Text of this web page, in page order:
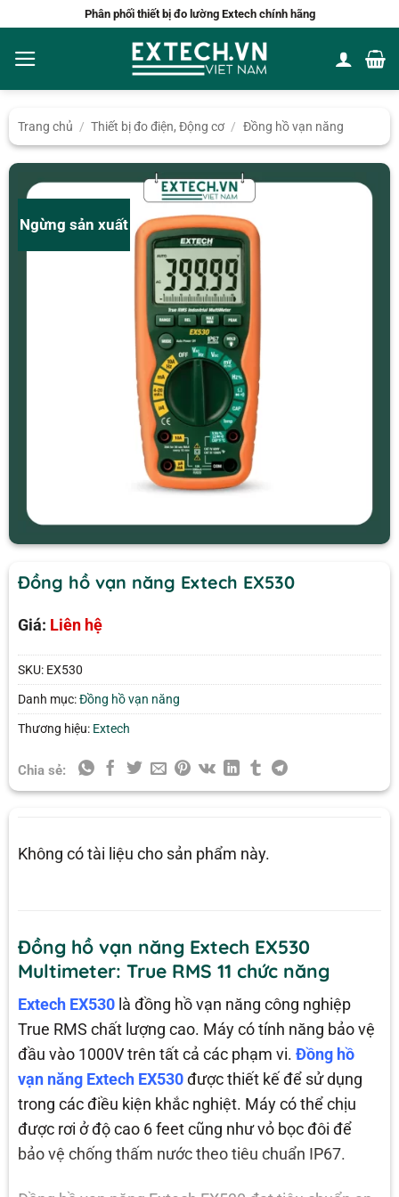
nội
dung
Phân phối thiết bị đo lường Extech chính hãng
Trang chủ / Thiết bị đo điện, Động cơ / Đồng hồ vạn năng
Ngừng sản xuất
Đồng hồ vạn năng Extech EX530
Giá: Liên hệ
SKU: EX530
Danh mục:Đồng hồ vạn năng
Thương hiệu: Extech
Chia sẻ:
Không có tài liệu cho sản phẩm này.
Đồng hồ vạn năng Extech EX530
Multimeter: True RMS 11 chức năng
Extech EX530là đồng hồ vạn năng công nghiệp
True RMS chất lượng cao. Máy có tính năng bảo vệ
đầu vào 1000V trên tất cả các phạm vi. Đồng hồ
vạn năng Extech EX530được thiết kế để sử dụng
trong các điều kiện khắc nghiệt. Máy có thể chịu
được rơi ở độ cao 6 feet cũng như vỏ bọc đôi để
bảo vệ chống thấm nước theo tiêu chuẩn IP67.